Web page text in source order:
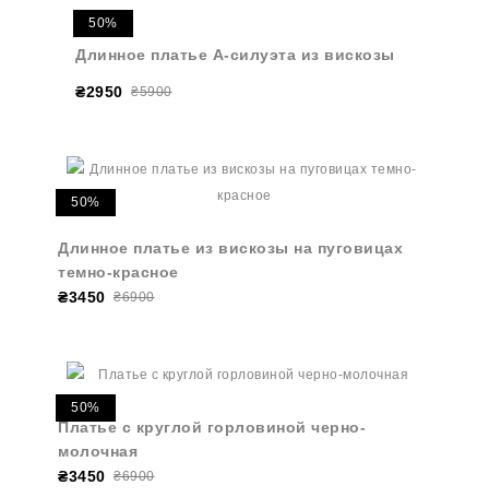
50%
Длинное платье А-силуэта из вискозы
₴2950 ₴5900
50%
Длинное платье из вискозы на пуговицах
темно-красное
₴3450 ₴6900
50%
Платье с круглой горловиной черно-
молочная
₴3450 ₴6900